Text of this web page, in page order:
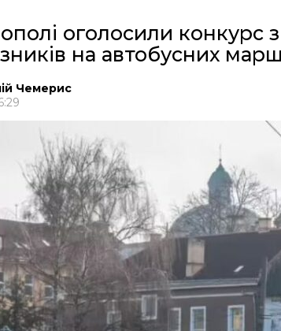
оголосили конкурс
на автобусних
Чемерис